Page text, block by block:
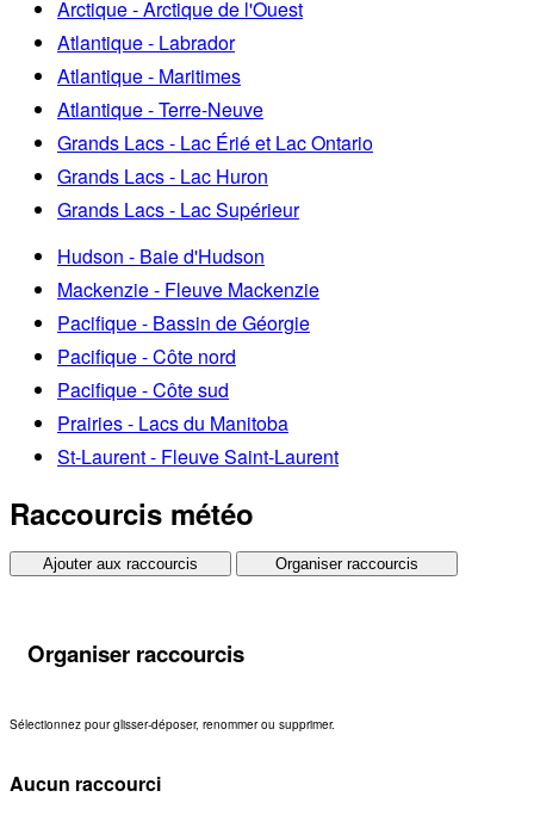
Arctique - Arctique de l'Ouest
Atlantique - Labrador
Atlantique - Maritimes
Atlantique - Terre-Neuve
Grands Lacs - Lac Érié et Lac Ontario
Grands Lacs - Lac Huron
Grands Lacs - Lac Supérieur
Hudson - Baie d'Hudson
Mackenzie - Fleuve Mackenzie
Pacifique - Bassin de Géorgie
Pacifique - Côte nord
Pacifique - Côte sud
Prairies - Lacs du Manitoba
St-Laurent - Fleuve Saint-Laurent
Raccourcis météo
Ajouter aux raccourcis Organiser raccourcis
Organiser raccourcis
Sélectionnez pour glisser-déposer, renommer ou supprimer.
Aucun raccourci